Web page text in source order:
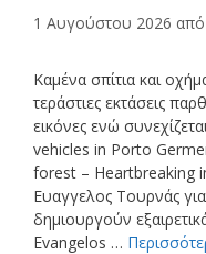
1 Αυγούστου 2026 από
Καμένα σπίτια και
τεράστιες εκτάσεις
εικόνες ενώ
vehicles in Porto
forest – Heartbreaking
Ευαγγελος Τουρνάς
δημιουργούν
Evangelos …